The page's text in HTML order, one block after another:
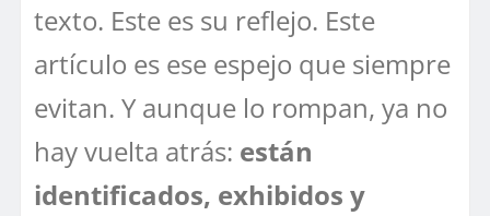
texto. Este es su reflejo. Este
artículo es ese espejo que siempre
evitan. Y aunque lo rompan, ya no
hay vuelta atrás: están
identificados, exhibidos y